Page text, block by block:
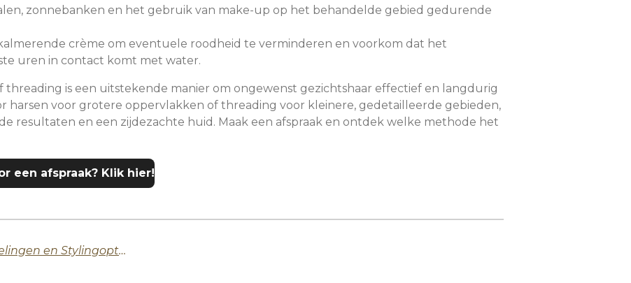
zonnebanken en het gebruik van make-up op het behandelde gebied gedurende
crème om eventuele roodheid te verminderen en voorkom dat het
uren in contact komt met water.
threading is een uitstekende manier om ongewenst gezichtshaar effectief en langdurig
harsen voor grotere oppervlakken of threading voor kleinere, gedetailleerde gebieden,
resultaten en een zijdezachte huid. Maak een afspraak en ontdek welke methode het
een afspraak? Klik hier!
Alles over Wenkbrauwbehandelingen en Stylingopties